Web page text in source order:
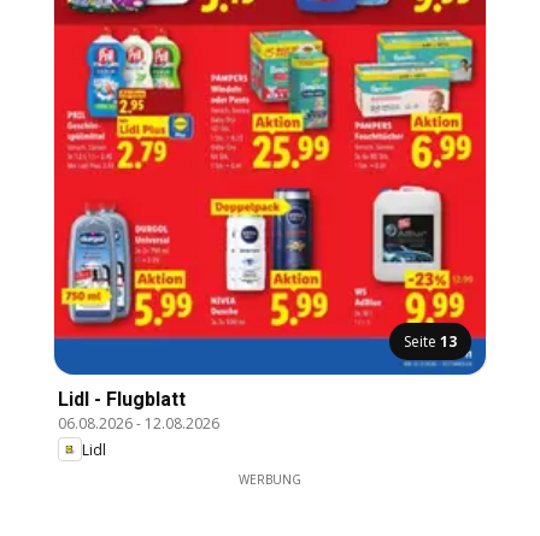
Seite 13
Lidl - Flugblatt
06.08.2026- 12.08.2026
Lidl
WERBUNG